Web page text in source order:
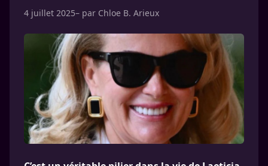
4 juillet 2025– par Chloe B. Arieux